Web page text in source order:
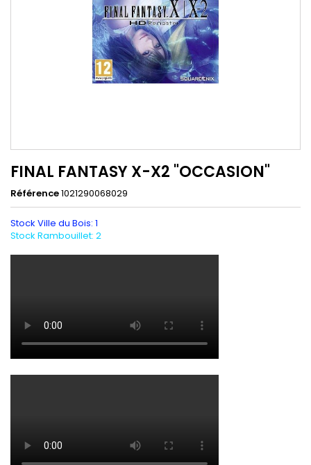
FINAL FANTASY X-X2 "OCCASION"
Référence1021290068029
Stock Ville du Bois: 1
Stock Rambouillet: 2